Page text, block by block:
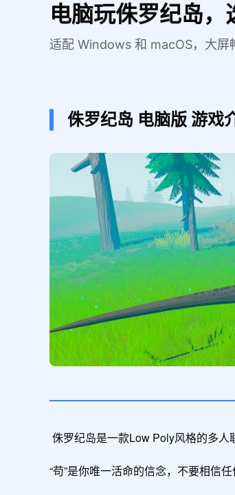
电脑玩侏罗纪岛
适配 Windows 和 macOS，大屏
侏罗纪岛 电脑版 游戏
“苟”是你唯一活命的信念，不要相信